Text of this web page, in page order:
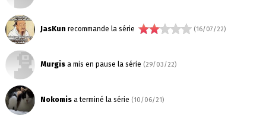
JasKun recommande la série (16/07/22)
Murgisa mis en pause la série (29/03/22)
Nokomisa terminé la série (10/06/21)